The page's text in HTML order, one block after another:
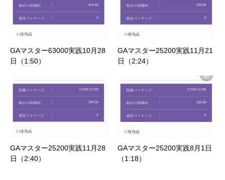
GAマスター63000実践10月28
日（1:50）
GAマスター25200実践11月21
日（2:24）
GAマスター25200実践11月28
日（2:40）
GAマスター25200実践8月1日
（1:18）